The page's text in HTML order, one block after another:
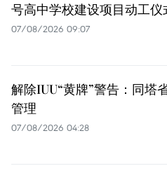
号高中学校建设项目动工仪
07/08/2026 09:07
解除IUU“黄牌”警告：同塔
管理
07/08/2026 04:28